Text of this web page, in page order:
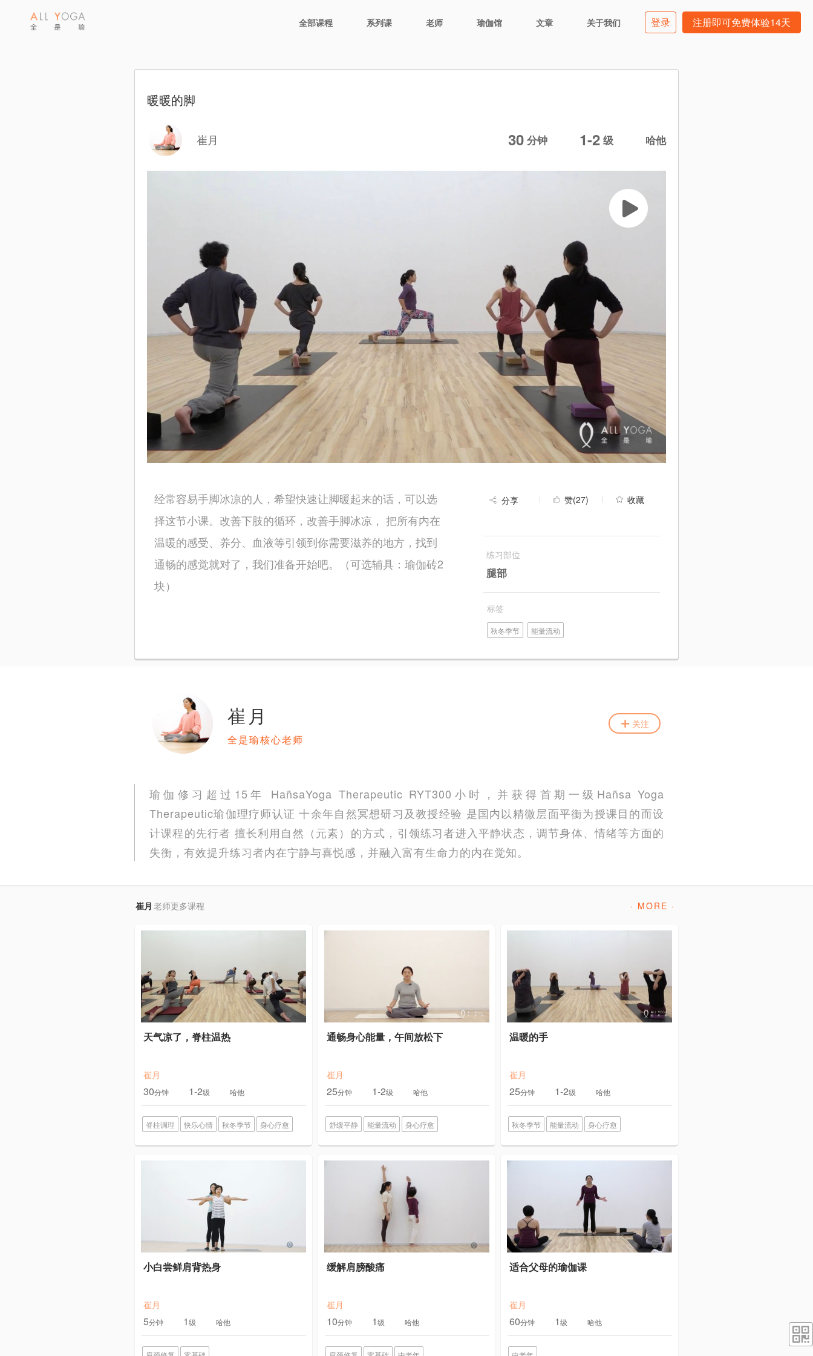
全部课程 系列课 老师 瑜伽馆 文章 关于我们 登录 注册即可免费体验14天
暖暖的脚
崔月 30 分钟 1-2 级 哈他
经常容易手脚冰凉的人，希望快速让脚暖起来的话，可以选
择这节小课。改善下肢的循环，改善手脚冰凉， 把所有内在
温暖的感受、养分、血液等引领到你需要滋养的地方，找到
通畅的感觉就对了，我们准备开始吧。（可选辅具：瑜伽砖2
块）
分享 赞(27) 收藏
练习部位
腿部
标签
秋冬季节 能量流动
崔月
全是瑜核心老师
关注
瑜伽修习超过15年 HañsaYoga Therapeutic RYT300小时，并获得首期一级Hañsa Yoga
Therapeutic瑜伽理疗师认证 十余年自然冥想研习及教授经验 是国内以精微层面平衡为授课目的而设
计课程的先行者 擅长利用自然（元素）的方式，引领练习者进入平静状态，调节身体、情绪等方面的
失衡，有效提升练习者内在宁静与喜悦感，并融入富有生命力的内在觉知。
崔月 老师更多课程 · MORE ·
天气凉了，脊柱温热
崔月
30分钟 1-2级 哈他
脊柱调理 快乐心情 秋冬季节 身心疗愈
通畅身心能量，午间放松下
崔月
25分钟 1-2级 哈他
舒缓平静 能量流动 身心疗愈
温暖的手
崔月
25分钟 1-2级 哈他
秋冬季节 能量流动 身心疗愈
小白尝鲜肩背热身
崔月
5分钟 1级 哈他
缓解肩膀酸痛
崔月
10分钟 1级 哈他
适合父母的瑜伽课
崔月
60分钟 1级 哈他